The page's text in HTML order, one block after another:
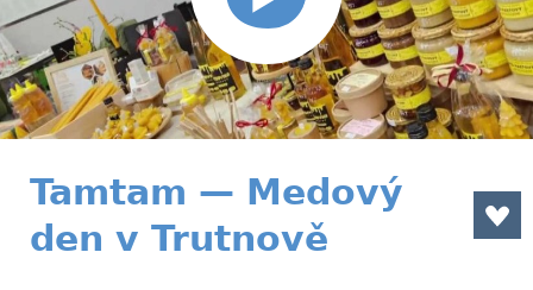
Tamtam — Medový
den v Trutnově